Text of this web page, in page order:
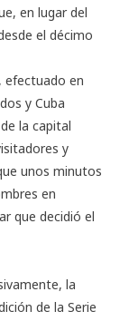
en lugar del
el décimo
efectuado en
y Cuba
la capital
y
unos minutos
en
que decidió el
la
de la Serie